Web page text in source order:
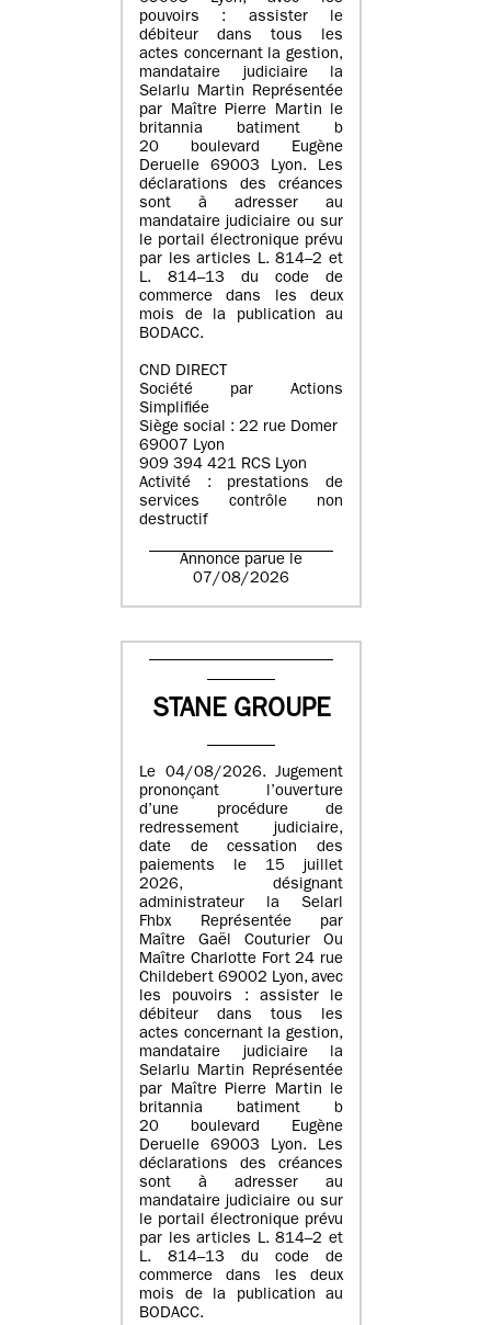
pouvoirs : assister le
débiteur dans tous les
actes concernant la gestion,
mandataire judiciaire la
Selarlu Martin Représentée
par Maître Pierre Martin le
britannia batiment b
20 boulevard Eugène
Deruelle 69003 Lyon. Les
déclarations des créances
sont à adresser au
mandataire judiciaire ou sur
le portail électronique prévu
par les articles L. 814–2 et
L. 814–13 du code de
commerce dans les deux
mois de la publication au
BODACC.
CND DIRECT
Société par Actions
Simplifiée
Siège social : 22 rue Domer
69007 Lyon
909 394 421 RCS Lyon
Activité : prestations de
services contrôle non
destructif
Annonce parue le
07/08/2026
STANE GROUPE
Le 04/08/2026. Jugement
prononçant l’ouverture
d’une procédure de
redressement judiciaire,
date de cessation des
paiements le 15 juillet
2026, désignant
administrateur la Selarl
Fhbx Représentée par
Maître Gaël Couturier Ou
Maître Charlotte Fort 24 rue
Childebert 69002 Lyon, avec
les pouvoirs : assister le
débiteur dans tous les
actes concernant la gestion,
mandataire judiciaire la
Selarlu Martin Représentée
par Maître Pierre Martin le
britannia batiment b
20 boulevard Eugène
Deruelle 69003 Lyon. Les
déclarations des créances
sont à adresser au
mandataire judiciaire ou sur
le portail électronique prévu
par les articles L. 814–2 et
L. 814–13 du code de
commerce dans les deux
mois de la publication au
BODACC.